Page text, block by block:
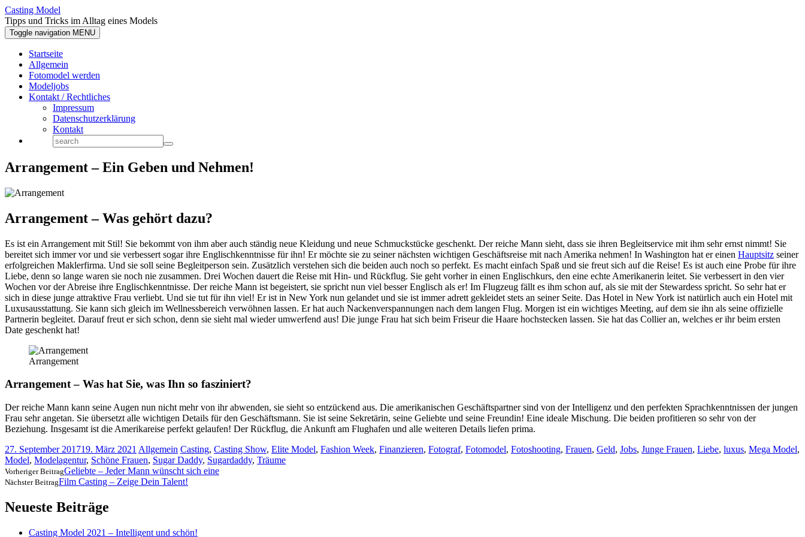
Casting Model
Tipps und Tricks im Alltag eines Models
Toggle navigation MENU
Startseite
Allgemein
Fotomodel werden
Modeljobs
Kontakt / Rechtliches
Impressum
Datenschutzerklärung
Kontakt
Arrangement – Ein Geben und Nehmen!
Arrangement – Was gehört dazu?
Es ist ein Arrangement mit Stil! Sie bekommt von ihm aber auch ständig neue Kleidung und neue Schmuckstücke geschenkt. Der reiche Mann sieht, dass sie ihren Begleitservice mit ihm sehr ernst nimmt! Sie
bereitet sich immer vor und sie verbessert sogar ihre Englischkenntnisse für ihn! Er möchte sie zu seiner nächsten wichtigen Geschäftsreise mit nach Amerika nehmen! In Washington hat er einen Hauptsitz seiner
erfolgreichen Maklerfirma. Und sie soll seine Begleitperson sein. Zusätzlich verstehen sich die beiden auch noch so perfekt. Es macht einfach Spaß und sie freut sich auf die Reise! Es ist auch eine Probe für ihre
Liebe, denn so lange waren sie noch nie zusammen. Drei Wochen dauert die Reise mit Hin- und Rückflug. Sie geht vorher in einen Englischkurs, den eine echte Amerikanerin leitet. Sie verbessert in den vier
Wochen vor der Abreise ihre Englischkenntnisse. Der reiche Mann ist begeistert, sie spricht nun viel besser Englisch als er! Im Flugzeug fällt es ihm schon auf, als sie mit der Stewardess spricht. So sehr hat er
sich in diese junge attraktive Frau verliebt. Und sie tut für ihn viel! Er ist in New York nun gelandet und sie ist immer adrett gekleidet stets an seiner Seite. Das Hotel in New York ist natürlich auch ein Hotel mit
Luxusausstattung. Sie kann sich gleich im Wellnessbereich verwöhnen lassen. Er hat auch Nackenverspannungen nach dem langen Flug. Morgen ist ein wichtiges Meeting, auf dem sie ihn als seine offizielle
Partnerin begleitet. Darauf freut er sich schon, denn sie sieht mal wieder umwerfend aus! Die junge Frau hat sich beim Friseur die Haare hochstecken lassen. Sie hat das Collier an, welches er ihr beim ersten
Date geschenkt hat!
Arrangement
Arrangement – Was hat Sie, was Ihn so fasziniert?
Der reiche Mann kann seine Augen nun nicht mehr von ihr abwenden, sie sieht so entzückend aus. Die amerikanischen Geschäftspartner sind von der Intelligenz und den perfekten Sprachkenntnissen der jungen
Frau sehr angetan. Sie übersetzt alle wichtigen Details für den Geschäftsmann. Sie ist seine Sekretärin, seine Geliebte und seine Freundin! Eine ideale Mischung. Die beiden profitieren so sehr von der
Beziehung. Insgesamt ist die Amerikareise perfekt gelaufen! Der Rückflug, die Ankunft am Flughafen und alle weiteren Details liefen prima.
27. September 201719. März 2021 Allgemein Casting, Casting Show, Elite Model, Fashion Week, Finanzieren, Fotograf, Fotomodel, Fotoshooting, Frauen, Geld, Jobs, Junge Frauen, Liebe, luxus, Mega Model,
Model, Modelagentur, Schöne Frauen, Sugar Daddy, Sugardaddy, Träume
Vorheriger BeitragGeliebte – Jeder Mann wünscht sich eine
Nächster BeitragFilm Casting – Zeige Dein Talent!
Neueste Beiträge
Casting Model 2021 – Intelligent und schön!